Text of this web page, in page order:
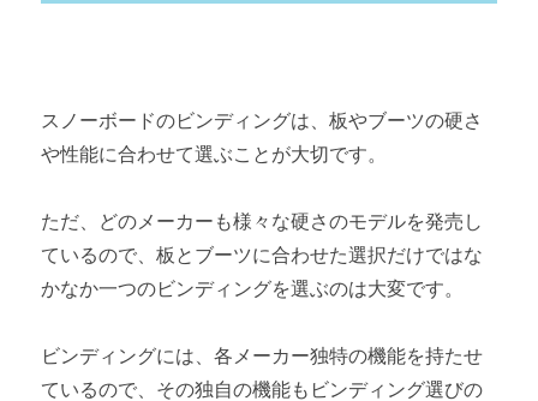
第5章 道具のマニアックな世界
スノーボード撮影でおすすめカメラ
スノーボードのビンディングは、板やブーツの硬さ
や性能に合わせて選ぶことが大切です。
ただ、どのメーカーも様々な硬さのモデルを発売し
ているので、板とブーツに合わせた選択だけではな
かなか一つのビンディングを選ぶのは大変です。
ビンディングには、各メーカー独特の機能を持たせ
ているので、その独自の機能もビンディング選びの